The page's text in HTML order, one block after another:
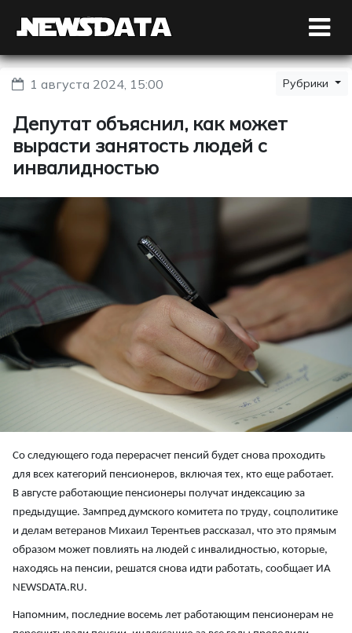
1 августа 2024, 15:00 Рубрики
Депутат объяснил, как может
вырасти занятость людей с
инвалидностью
Со следующего года перерасчет пенсий будет снова проходить
для всех категорий пенсионеров, включая тех, кто еще работает.
В августе работающие пенсионеры получат индексацию за
предыдущие. Зампред думского комитета по труду, соцполитике
и делам ветеранов Михаил Терентьев рассказал, что это прямым
образом может повлиять на людей с инвалидностью, которые,
находясь на пенсии, решатся снова идти работать, сообщает ИА
NEWSDATA.RU.
Напомним, последние восемь лет работающим пенсионерам не